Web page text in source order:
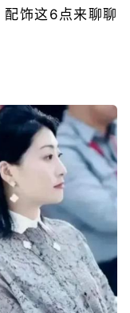
配饰这6点来聊聊